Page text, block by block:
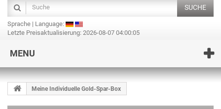
SUCHE
Sprache | Language:
Letzte Preisaktualisierung: 2026-08-07 04:00:05
MENU
Meine Individuelle Gold-Spar-Box